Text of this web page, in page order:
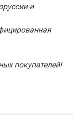
и
покупателей!